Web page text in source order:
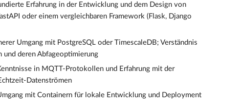
Erfahrung in der Entwicklung und dem Design von
oder einem vergleichbaren Framework (Flask, Django
Umgang mit PostgreSQL oder TimescaleDB; Verständnis
und deren Abfageoptimierung
in MQTT-Protokollen und Erfahrung mit der
Datenströmen
mit Containern für lokale Entwicklung und Deployment